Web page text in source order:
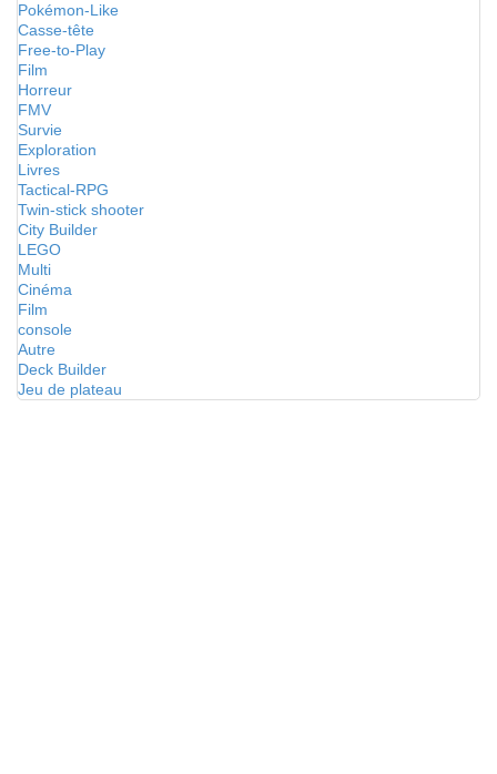
Pokémon-Like
Casse-tête
Free-to-Play
Film
Horreur
FMV
Survie
Exploration
Livres
Tactical-RPG
Twin-stick shooter
City Builder
LEGO
Multi
Cinéma
Film
console
Autre
Deck Builder
Jeu de plateau